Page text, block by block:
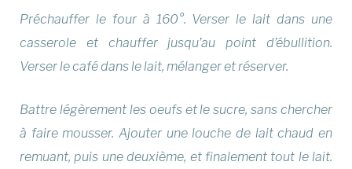
Préchauffer le four à 160°. Verser le lait dans une
casserole et chauffer jusqu’au point d’ébullition.
Verser le café dans le lait, mélanger et réserver.
Battre légèrement les oeufs et le sucre, sans chercher
à faire mousser. Ajouter une louche de lait chaud en
remuant, puis une deuxième, et finalement tout le lait.